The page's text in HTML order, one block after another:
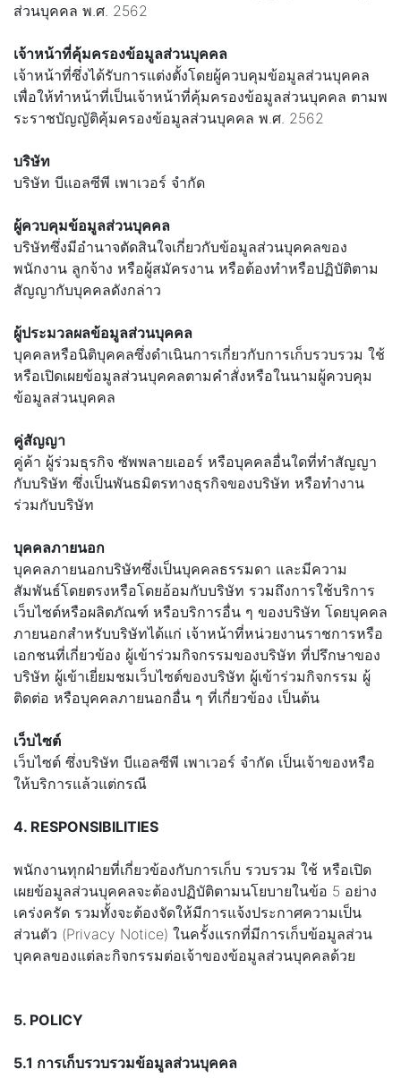
ส่วนบุคคล พ.ศ. 2562
เจ้าหน้าที่คุ้มครองข้อมูลส่วนบุคคล
เจ้าหน้าที่ซึ่งได้รับการแต่งตั้งโดยผู้ควบคุมข้อมูลส่วนบุคคล
เพื่อให้ทำหน้าที่เป็นเจ้าหน้าที่คุ้มครองข้อมูลส่วนบุคคล ตามพ
ระราชบัญญัติคุ้มครองข้อมูลส่วนบุคคล พ.ศ. 2562
บริษัท
บริษัท บีแอลซีพี เพาเวอร์ จำกัด
ผู้ควบคุมข้อมูลส่วนบุคคล
บริษัทซึ่งมีอำนาจตัดสินใจเกี่ยวกับข้อมูลส่วนบุคคลของ
พนักงาน ลูกจ้าง หรือผู้สมัครงาน หรือต้องทำหรือปฏิบัติตาม
สัญญากับบุคคลดังกล่าว
ผู้ประมวลผลข้อมูลส่วนบุคคล
บุคคลหรือนิติบุคคลซึ่งดำเนินการเกี่ยวกับการเก็บรวบรวม ใช้
หรือเปิดเผยข้อมูลส่วนบุคคลตามคำสั่งหรือในนามผู้ควบคุม
ข้อมูลส่วนบุคคล
คู่สัญญา
คู่ค้า ผู้ร่วมธุรกิจ ซัพพลายเออร์ หรือบุคคลอื่นใดที่ทำสัญญา
กับบริษัท ซึ่งเป็นพันธมิตรทางธุรกิจของบริษัท หรือทำงาน
ร่วมกับบริษัท
บุคคลภายนอก
บุคคลภายนอกบริษัทซึ่งเป็นบุคคลธรรมดา และมีความ
สัมพันธ์โดยตรงหรือโดยอ้อมกับบริษัท รวมถึงการใช้บริการ
เว็บไซต์หรือผลิตภัณฑ์ หรือบริการอื่น ๆ ของบริษัท โดยบุคคล
ภายนอกสำหรับบริษัทได้แก่ เจ้าหน้าที่หน่วยงานราชการหรือ
เอกชนที่เกี่ยวข้อง ผู้เข้าร่วมกิจกรรมของบริษัท ที่ปรึกษาของ
บริษัท ผู้เข้าเยี่ยมชมเว็บไซต์ของบริษัท ผู้เข้าร่วมกิจกรรม ผู้
ติดต่อ หรือบุคคลภายนอกอื่น ๆ ที่เกี่ยวข้อง เป็นต้น
เว็บไซต์
เว็บไซต์ ซึ่งบริษัท บีแอลซีพี เพาเวอร์ จำกัด เป็นเจ้าของหรือ
ให้บริการแล้วแต่กรณี
4. RESPONSIBILITIES
พนักงานทุกฝ่ายที่เกี่ยวข้องกับการเก็บ รวบรวม ใช้ หรือเปิด
เผยข้อมูลส่วนบุคคลจะต้องปฏิบัติตามนโยบายในข้อ 5 อย่าง
เคร่งครัด รวมทั้งจะต้องจัดให้มีการแจ้งประกาศความเป็น
ส่วนตัว (Privacy Notice) ในครั้งแรกที่มีการเก็บข้อมูลส่วน
บุคคลของแต่ละกิจกรรมต่อเจ้าของข้อมูลส่วนบุคคลด้วย
5. POLICY
5.1 การเก็บรวบรวมข้อมูลส่วนบุคคล